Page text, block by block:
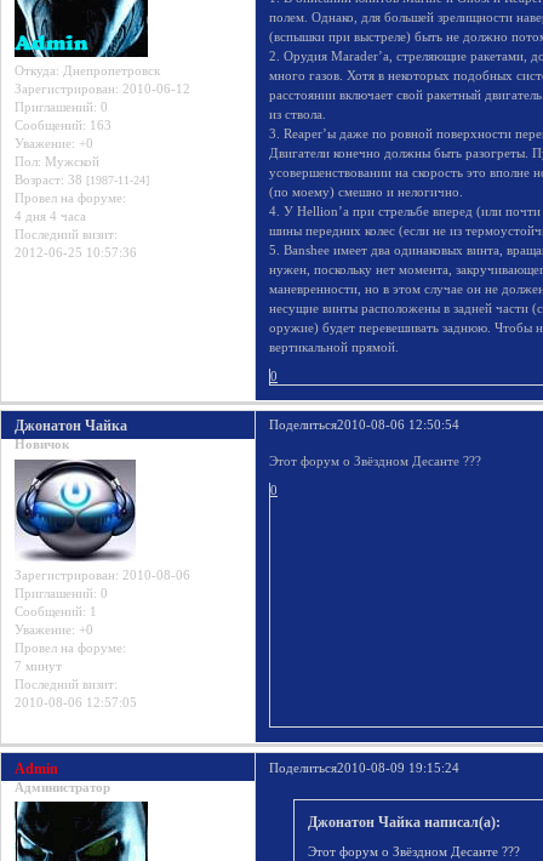
Откуда: Днепропетровск
Зарегистрирован: 2010-06-12
Приглашений: 0
Сообщений: 163
Уважение: +0
Пол: Мужской
Возраст: 38 [1987-11-24]
Провел на форуме:
4 дня 4 часа
Последний визит:
2012-06-25 10:57:36
полем. Однако, для большей зрелищности
(вспышки при выстреле) быть не должно
2. Орудия Marader’а, стреляющие ракетами,
много газов. Хотя в некоторых подобных
расстоянии включает свой ракетный
из ствола.
3. Reaper’ы даже по ровной поверхности
Двигатели конечно должны быть разогреты.
усовершенствовании на скорость это вполне
(по моему) смешно и нелогично.
4. У Hellion’а при стрельбе вперед (или
шины передних колес (если не из
5. Banshee имеет два одинаковых винта,
нужен, поскольку нет момента,
маневренности, но в этом случае он не
несущие винты расположены в задней части
оружие) будет перевешивать заднюю. Чтобы
вертикальной прямой.
0
Поделиться2010-08-06 12:50:54
Джонатон Чайка
Новичок
Зарегистрирован: 2010-08-06
Приглашений: 0
Сообщений: 1
Уважение: +0
Провел на форуме:
7 минут
Последний визит:
2010-08-06 12:57:05
Этот форум о Звёздном Десанте ???
0
Поделиться2010-08-09 19:15:24
Admin
Администратор
Джонатон Чайка написал(а):
Этот форум о Звёздном Десанте ???